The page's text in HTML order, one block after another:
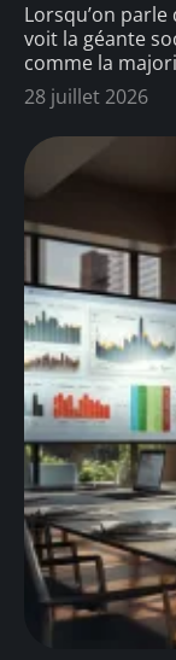
Lorsqu’on
voit la géante
comme la
28 juillet 2026